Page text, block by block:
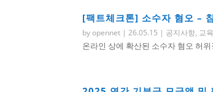
[팩트체크톤] 소수자 혐오 –
byopennet |26.05.15 | 공지사항, 교
온라인 상에 확산된 소수자 혐오 허